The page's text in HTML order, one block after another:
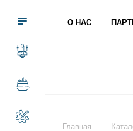
О НАС
Главная —